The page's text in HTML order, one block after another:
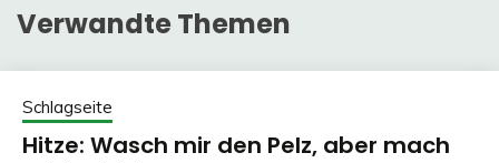
Verwandte Themen
Schlagseite
Hitze: Wasch mir den Pelz, aber mach